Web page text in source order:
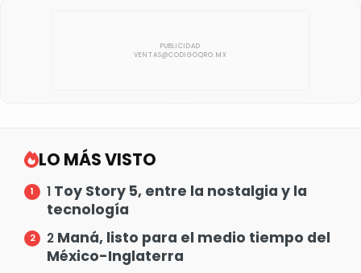
LO MÁS VISTO
1 Toy Story 5, entre la nostalgia y la
tecnología
2 Maná, listo para el medio tiempo del
México-Inglaterra